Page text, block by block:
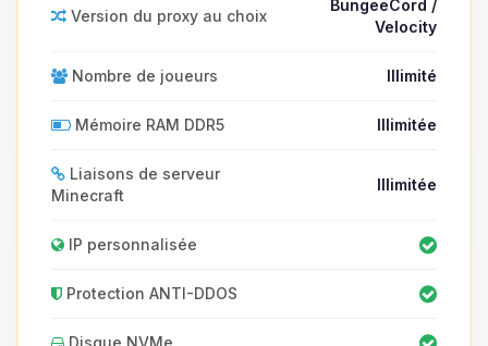
Version du proxy au choix
BungeeCord /
Velocity
Nombre de joueurs Illimité
Mémoire RAM DDR5 Illimitée
Liaisons de serveur
Minecraft
Illimitée
IP personnalisée
Protection ANTI-DDOS
Disque NVMe